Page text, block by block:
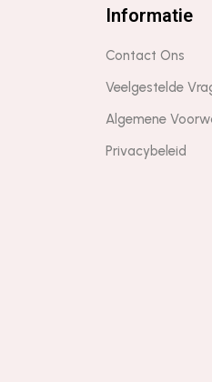
Informatie
Contact Ons
Veelgestelde
Algemene
Privacybeleid